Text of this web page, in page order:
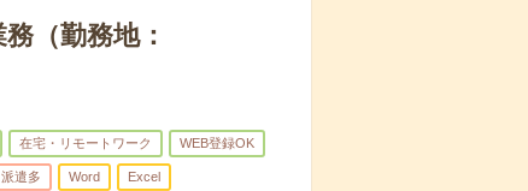
（勤務地：
在宅・リモートワーク WEB登録OK
派遣多 Word Excel